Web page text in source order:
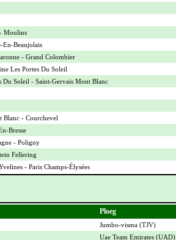
Moulins
En-Beaujolais
- Grand Colombier
Les Portes Du Soleil
Du Soleil - Saint-Gervais Mont Blanc
Blanc - Courchevel
Bresse
- Poligny
Fellering
- Paris Champs-Élysées
Ploeg
Jumbo-visma (TJV)
Uae Team Emirates (UAD)